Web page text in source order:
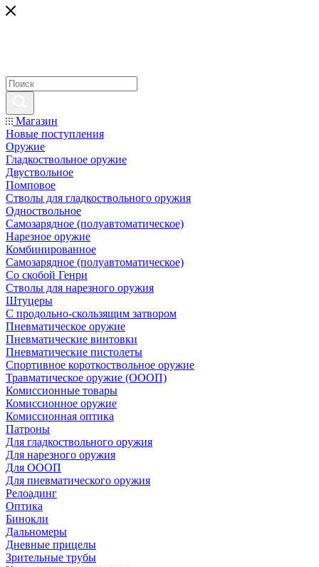
Магазин
Новые поступления
Оружие
Гладкоствольное оружие
Двуствольное
Помповое
Стволы для гладкоствольного оружия
Одноствольное
Самозарядное (полуавтоматическое)
Нарезное оружие
Комбинированное
Самозарядное (полуавтоматическое)
Со скобой Генри
Стволы для нарезного оружия
Штуцеры
С продольно-скользящим затвором
Пневматическое оружие
Пневматические винтовки
Пневматические пистолеты
Спортивное короткоствольное оружие
Травматическое оружие (ОООП)
Комиссионные товары
Комиссионное оружие
Комиссионная оптика
Патроны
Для гладкоствольного оружия
Для нарезного оружия
Для ОООП
Для пневматического оружия
Релоадинг
Оптика
Бинокли
Дальномеры
Дневные прицелы
Зрительные трубы